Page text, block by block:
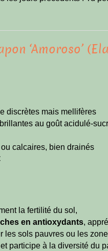
‘Amoroso’
discrètes mais mellifères
au goût acidulé-
calcaires, bien drainés
la fertilité du sol,
en antioxydants,
les sols pauvres ou les
participe à la diversité du